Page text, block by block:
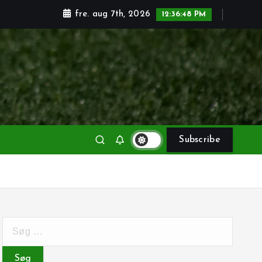
fre. aug 7th, 2026 12:36:49 PM
Subscribe